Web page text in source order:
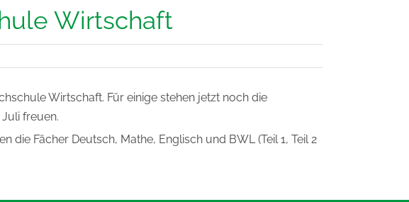
Wirtschaft
Wirtschaft. Für einige stehen jetzt noch die
freuen.
Fächer Deutsch, Mathe, Englisch und BWL (Teil 1, Teil 2